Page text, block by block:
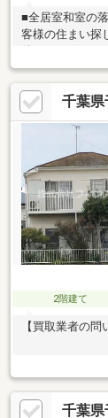
■全居室和室の
客様の住まい探
た、弊社では他
社として40年の
ください。※こ
す。（相談可）
千葉県
2階建て
【買取業者の問
千葉県